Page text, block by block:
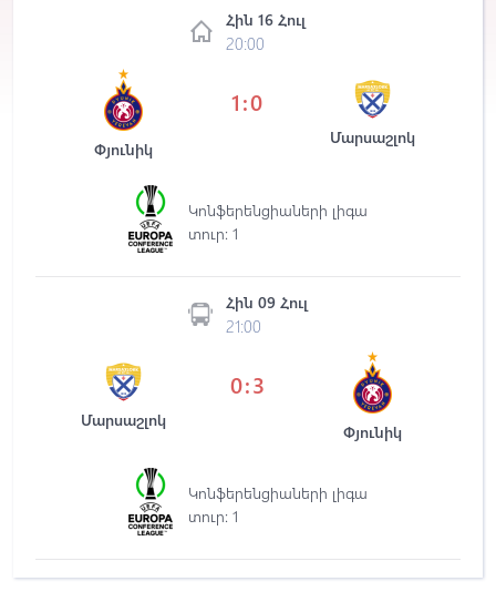
Հին 16 Հուլ
20:00
Փյունիկ
1:0
Մարսաշլոկ
Կոնֆերենցիաների լիգա
տուր: 1
Հին 09 Հուլ
21:00
Մարսաշլոկ
0:3
Փյունիկ
Կոնֆերենցիաների լիգա
տուր: 1